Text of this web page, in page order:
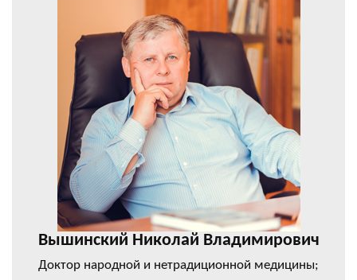
Вышинский Николай Владимирович
Доктор народной и нетрадиционной медицины;